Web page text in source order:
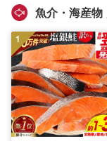
魚介・海産物
1